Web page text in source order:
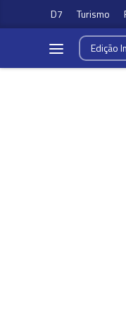
D7 Turismo
Edição